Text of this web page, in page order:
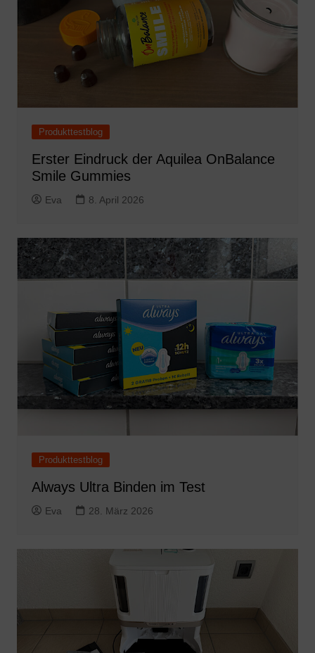
Produkttestblog
Erster Eindruck der Aquilea OnBalance
Smile Gummies
Eva 8. April 2026
Produkttestblog
Always Ultra Binden im Test
Eva 28. März 2026